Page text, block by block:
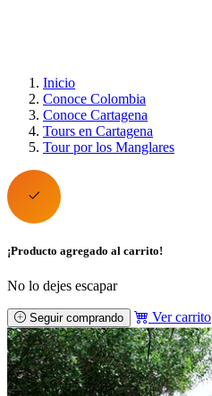
Inicio
Conoce Colombia
Conoce Cartagena
Tours en Cartagena
Tour por los Manglares
¡Producto agregado al carrito!
No lo dejes escapar
Seguir comprando Ver carrito